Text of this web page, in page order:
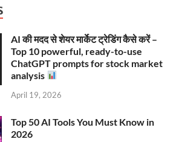
AI की मदद से शेयर मार्केट ट्रेडिंग कैसे करें –
Top 10 powerful, ready-to-use
ChatGPT prompts for stock market
analysis
April 19, 2026
Top 50 AI Tools You Must Know in
2026